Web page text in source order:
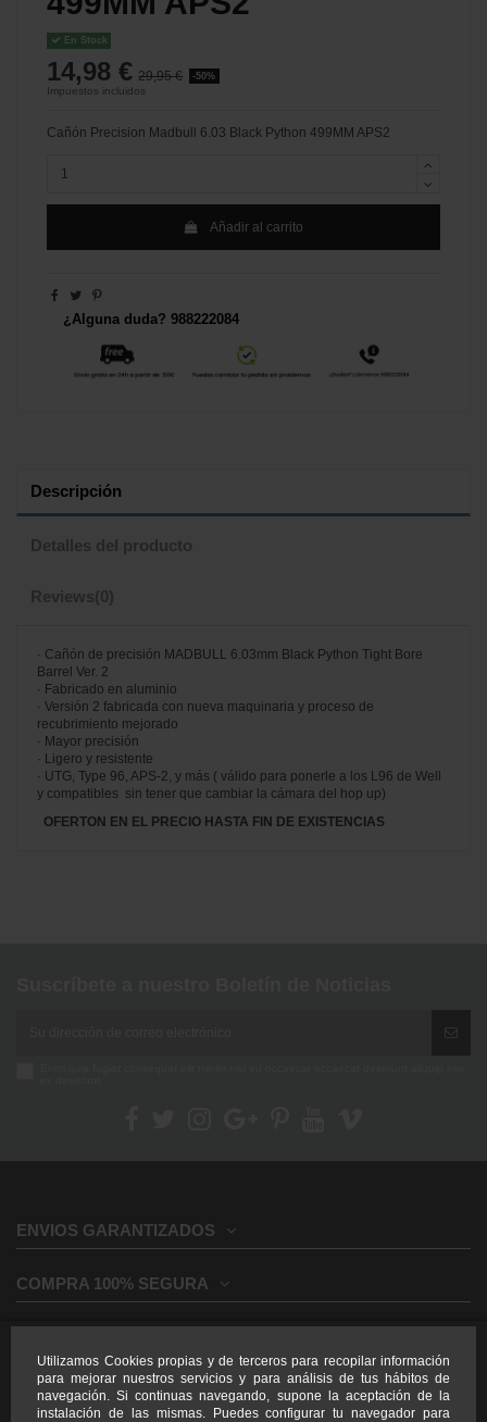
Utilizamos Cookies propias y de terceros para recopilar información
para mejorar nuestros servicios y para análisis de tus hábitos de
navegación. Si continuas navegando, supone la aceptación de la
instalación de las mismas. Puedes configurar tu navegador para
En Stock
14,98 € 29,95 € -50%
Impuestos incluidos
Cañón Precision Madbull 6.03 Black Python 499MM APS2
Añadir al carrito
¿Alguna duda? 988222084
Descripción
Detalles del producto
Reviews(0)
· Cañón de precisión MADBULL 6.03mm Black Python Tight Bore
Barrel Ver. 2
· Fabricado en aluminio
· Versión 2 fabricada con nueva maquinaria y proceso de
recubrimiento mejorado
· Mayor precisión
· Ligero y resistente
· UTG, Type 96, APS-2, y más ( válido para ponerle a los L96 de Well
y compatibles sin tener que cambiar la cámara del hop up)
OFERTON EN EL PRECIO HASTA FIN DE EXISTENCIAS
ENVIOS GARANTIZADOS
COMPRA 100% SEGURA
INFORMACION LEGAL